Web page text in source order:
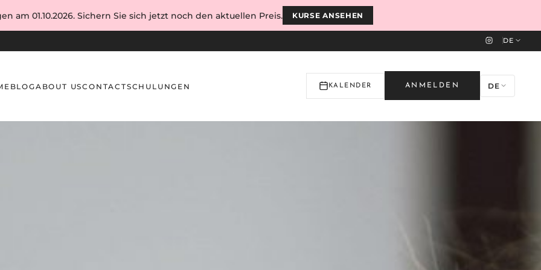
DE
BLOGABOUT USCONTACTSCHULUNGEN KALENDER ANMELDEN DE
am 01.10.2026. Sichern Sie sich jetzt noch den aktuellen Preis. KURSE ANSEHEN